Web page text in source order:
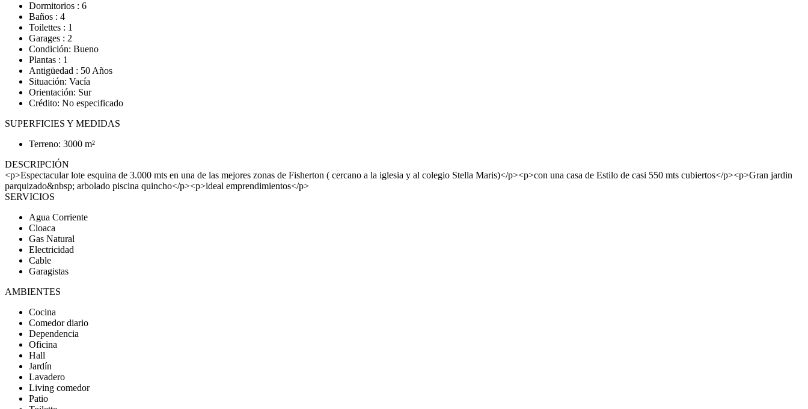
Dormitorios : 6
Baños : 4
Toilettes : 1
Garages : 2
Condición: Bueno
Plantas : 1
Antigüedad : 50 Años
Situación: Vacía
Orientación: Sur
Crédito: No especificado
SUPERFICIES Y MEDIDAS
Terreno: 3000 m²
DESCRIPCIÓN
<p>Espectacular lote esquina de 3.000 mts en una de las mejores zonas de Fisherton ( cercano a la iglesia y al colegio Stella Maris)</p><p>con una casa de Estilo de casi 550 mts cubiertos</p><p>Gran jardin
parquizado&nbsp; arbolado piscina quincho</p><p>ideal emprendimientos</p>
SERVICIOS
Agua Corriente
Cloaca
Gas Natural
Electricidad
Cable
Garagistas
AMBIENTES
Cocina
Comedor diario
Dependencia
Oficina
Hall
Jardín
Lavadero
Living comedor
Patio